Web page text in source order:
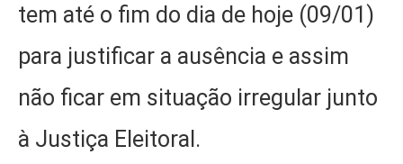
tem até o fim do dia de hoje (09/01)
para justificar a ausência e assim
não ficar em situação irregular junto
à Justiça Eleitoral.